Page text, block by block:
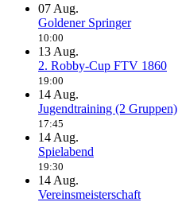
07 Aug.
Goldener Springer
10:00
13 Aug.
2. Robby-Cup FTV 1860
19:00
14 Aug.
Jugendtraining (2 Gruppen)
17:45
14 Aug.
Spielabend
19:30
14 Aug.
Vereinsmeisterschaft